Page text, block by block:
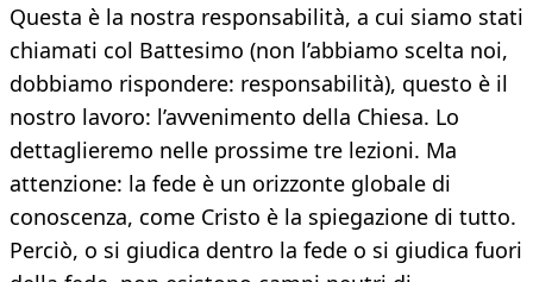
Questa è la nostra responsabilità, a cui siamo stati
chiamati col Battesimo (non l’abbiamo scelta noi,
dobbiamo rispondere: responsabilità), questo è il
nostro lavoro: l’avvenimento della Chiesa. Lo
dettaglieremo nelle prossime tre lezioni. Ma
attenzione: la fede è un orizzonte globale di
conoscenza, come Cristo è la spiegazione di tutto.
Perciò, o si giudica dentro la fede o si giudica fuori